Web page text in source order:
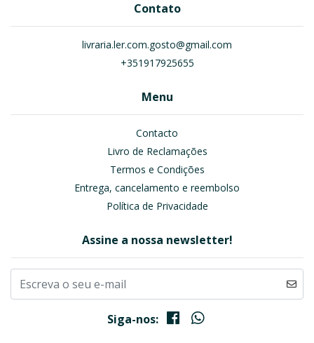
Contato
livraria.ler.com.gosto@gmail.com
+351917925655
Menu
Contacto
Livro de Reclamações
Termos e Condições
Entrega, cancelamento e reembolso
Política de Privacidade
Assine a nossa newsletter!
Siga-nos: